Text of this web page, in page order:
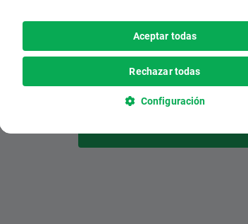
inlcuyendo pagos instantáneos y
gratuitos.
Aceptar todas
Rechazar todas
Configuración